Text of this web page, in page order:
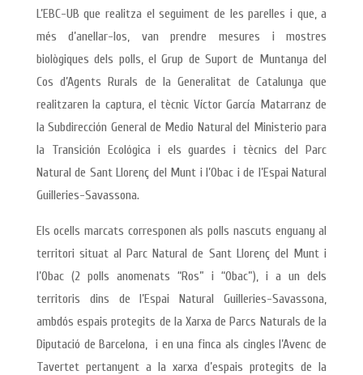
L’EBC-UB que realitza el seguiment de les parelles i que, a
més d’anellar-los, van prendre mesures i mostres
biològiques dels polls, el Grup de Suport de Muntanya del
Cos d’Agents Rurals de la Generalitat de Catalunya que
realitzaren la captura, el tècnic Víctor García Matarranz de
la Subdirección General de Medio Natural del Ministerio para
la Transición Ecológica i els guardes i tècnics del Parc
Natural de Sant Llorenç del Munt i l’Obac i de l’Espai Natural
Guilleries-Savassona.
Els ocells marcats corresponen als polls nascuts enguany al
territori situat al Parc Natural de Sant Llorenç del Munt i
l’Obac (2 polls anomenats “Ros” i “Obac”), i a un dels
territoris dins de l’Espai Natural Guilleries-Savassona,
ambdós espais protegits de la Xarxa de Parcs Naturals de la
Diputació de Barcelona, i en una finca als cingles l’Avenc de
Tavertet pertanyent a la xarxa d’espais protegits de la